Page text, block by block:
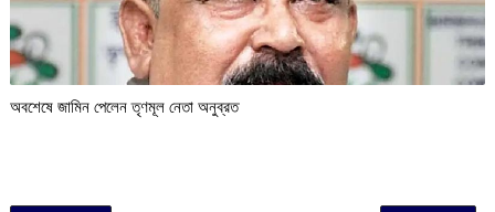
অবশেষে জামিন পেলেন তৃণমূল নেতা অনুব্রত